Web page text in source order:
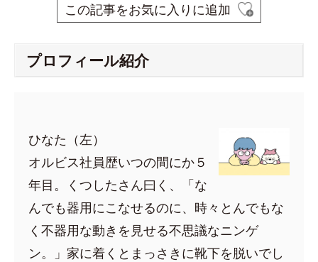
この記事をお気に入りに追加
プロフィール紹介
ひなた（左）
オルビス社員歴いつの間にか５
年目。くつしたさん曰く、「な
んでも器用にこなせるのに、時々とんでもな
く不器用な動きを見せる不思議なニンゲ
ン。」家に着くとまっさきに靴下を脱いでし